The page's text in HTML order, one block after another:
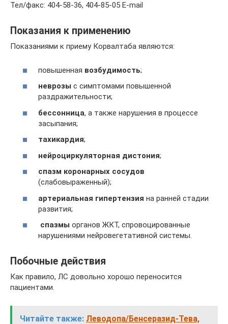
Тел/факс: 404-58-36, 404-85-05 Е-mail
Показания к применению
Показаниями к приему Корвалтаба являются:
повышенная возбудимость;
неврозы с симптомами повышенной
раздражительности;
бессонница, а также нарушения в процессе
засыпания;
тахикардия;
нейроциркуляторная дистония;
спазм коронарных сосудов
(слабовыраженный);
артериальная гипертензия на ранней стадии
развития;
спазмы органов ЖКТ, спровоцированные
нарушениями нейровегетативной системы.
Побочные действия
Как правило, ЛС довольно хорошо переносится
пациентами.
Читайте также: Леводопа/Бенсеразид-Тева,